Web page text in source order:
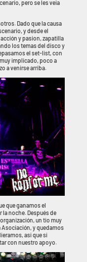
pero se les veia
Dado que la causa
y desde el
y pasion, zapatilla
los temas del disco y
el set-list, con
implicado, poco a
a venirse arriba.
que ganamos el
noche. Después de
un tio muy
y quedamos
asi que si
con nuestro apoyo.